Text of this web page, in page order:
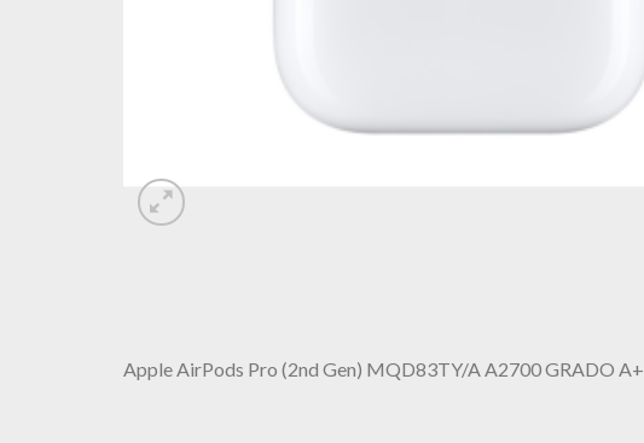
Apple AirPods Pro (2nd Gen) MQD83TY/A A2700 GRADO A+